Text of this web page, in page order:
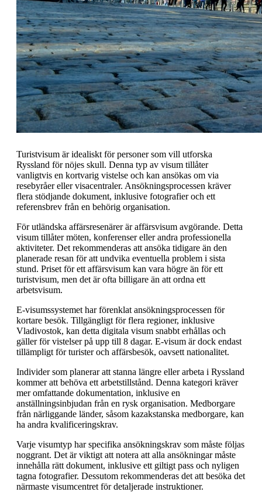
Turistvisum är idealiskt för personer som vill utforska
Ryssland för nöjes skull. Denna typ av visum tillåter
vanligtvis en kortvarig vistelse och kan ansökas om via
resebyråer eller visacentraler. Ansökningsprocessen kräver
flera stödjande dokument, inklusive fotografier och ett
referensbrev från en behörig organisation.
För utländska affärsresenärer är affärsvisum avgörande. Detta
visum tillåter möten, konferenser eller andra professionella
aktiviteter. Det rekommenderas att ansöka tidigare än den
planerade resan för att undvika eventuella problem i sista
stund. Priset för ett affärsvisum kan vara högre än för ett
turistvisum, men det är ofta billigare än att ordna ett
arbetsvisum.
E-visumssystemet har förenklat ansökningsprocessen för
kortare besök. Tillgängligt för flera regioner, inklusive
Vladivostok, kan detta digitala visum snabbt erhållas och
gäller för vistelser på upp till 8 dagar. E-visum är dock endast
tillämpligt för turister och affärsbesök, oavsett nationalitet.
Individer som planerar att stanna längre eller arbeta i Ryssland
kommer att behöva ett arbetstillstånd. Denna kategori kräver
mer omfattande dokumentation, inklusive en
anställningsinbjudan från en rysk organisation. Medborgare
från närliggande länder, såsom kazakstanska medborgare, kan
ha andra kvalificeringskrav.
Varje visumtyp har specifika ansökningskrav som måste följas
noggrant. Det är viktigt att notera att alla ansökningar måste
innehålla rätt dokument, inklusive ett giltigt pass och nyligen
tagna fotografier. Dessutom rekommenderas det att besöka det
närmaste visumcentret för detaljerade instruktioner.